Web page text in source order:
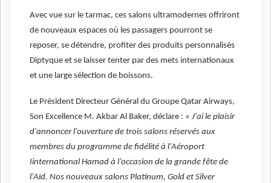
Avec vue sur le tarmac, ces salons ultramodernes offriront
de nouveaux espaces où les passagers pourront se
reposer, se détendre, profiter des produits personnalisés
Diptyque et se laisser tenter par des mets internationaux
et une large sélection de boissons.
Le Président Directeur Général du Groupe Qatar Airways,
Son Excellence M. Akbar Al Baker, déclare : « J'ai le plaisir
d'annoncer l'ouverture de trois salons réservés aux
membres du programme de fidélité à l'Aéroport
Iinternational Hamad à l’occasion de la grande fête de
l'Aïd. Nos nouveaux salons Platinum, Gold et Silver